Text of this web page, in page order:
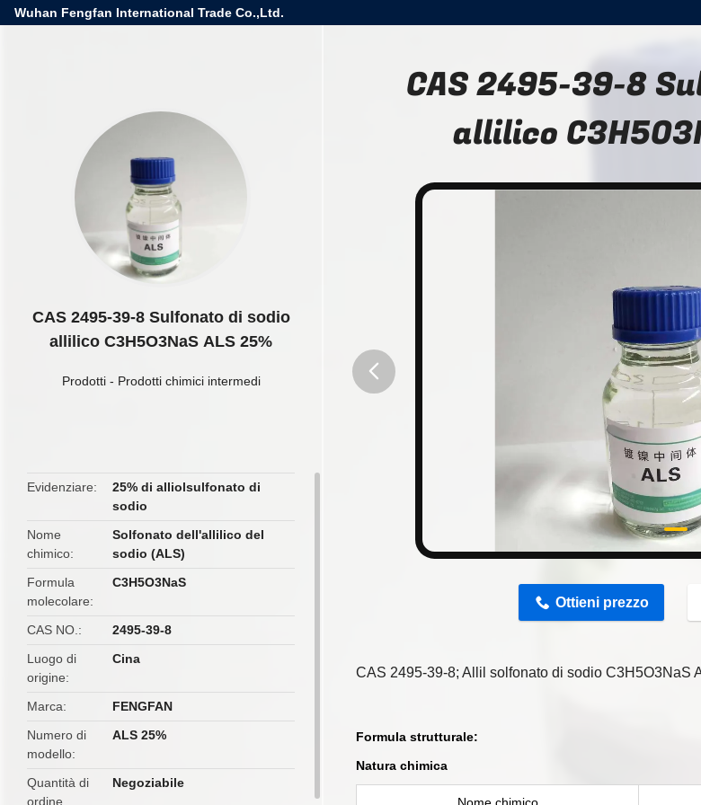
Wuhan Fengfan International Trade Co.,Ltd.
CAS 2495-39-8 Sulfonato di sodio
allilico C3H5O3NaS ALS 25%
Prodotti- Prodotti chimici intermedi
Evidenziare
25% di alliolsulfonato di
sodio
Nome
chimico
Solfonato dell'allilico del
sodio (ALS)
Formula
molecolare
C3H5O3NaS
CAS NO.
2495-39-8
Luogo di
origine
Cina
Marca
FENGFAN
Numero di
modello
ALS 25%
Quantità di
ordine
Negoziabile
CAS 2495-39-8
allilico
Ottieni prezzo
CAS 2495-39-8; Allil solfonato di sodio C3H5O3NaS
Formula strutturale:
Natura chimica